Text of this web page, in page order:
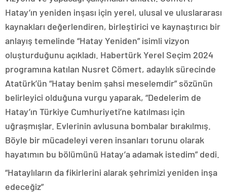
Hatay’ın yeniden inşası için yerel, ulusal ve uluslararası
kaynakları değerlendiren, birleştirici ve kaynaştırıcı bir
anlayış temelinde “Hatay Yeniden” isimli vizyon
oluşturduğunu açıkladı. Habertürk Yerel Seçim 2024
programına katılan Nusret Cömert, adaylık sürecinde
Atatürk’ün “Hatay benim şahsi meselemdir” sözünün
belirleyici olduğuna vurgu yaparak, “Dedelerim de
Hatay’ın Türkiye Cumhuriyeti’ne katılması için
uğraşmışlar. Evlerinin avlusuna bombalar bırakılmış.
Böyle bir mücadeleyi veren insanları torunu olarak
hayatımın bu bölümünü Hatay’a adamak istedim” dedi.
“Hataylıların da fikirlerini alarak şehrimizi yeniden inşa
edeceğiz”